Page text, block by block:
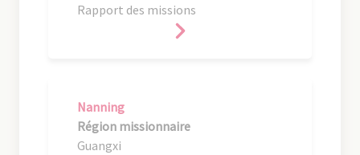
Rapport des missions
Nanning
Région missionnaire
Guangxi